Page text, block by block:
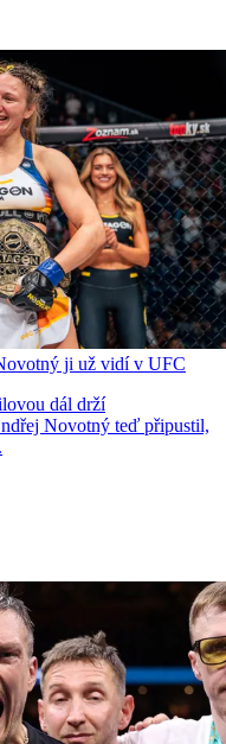
ji už vidí v UFC
dál drží
Novotný teď připustil,